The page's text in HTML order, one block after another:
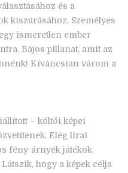
és a
kiszúrásához. Személyes
ismeretlen ember
Bájos pillanat, amit az
Kíváncsian várom a
– költői képei
Elég lírai
fény-árnyék játékok
hogy a képek célja